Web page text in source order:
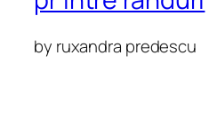
by ruxandra predescu